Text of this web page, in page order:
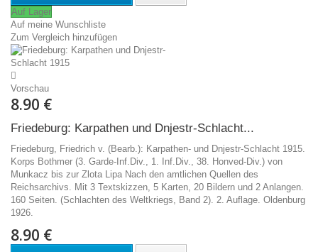
Auf Lager
Auf meine Wunschliste
Zum Vergleich hinzufügen
Vorschau
8.90 €
Friedeburg: Karpathen und Dnjestr-Schlacht...
Friedeburg, Friedrich v. (Bearb.): Karpathen- und Dnjestr-Schlacht 1915.
Korps Bothmer (3. Garde-Inf.Div., 1. Inf.Div., 38. Honved-Div.) von
Munkacz bis zur Zlota Lipa Nach den amtlichen Quellen des
Reichsarchivs. Mit 3 Textskizzen, 5 Karten, 20 Bildern und 2 Anlangen.
160 Seiten. (Schlachten des Weltkriegs, Band 2). 2. Auflage. Oldenburg
1926.
8.90 €